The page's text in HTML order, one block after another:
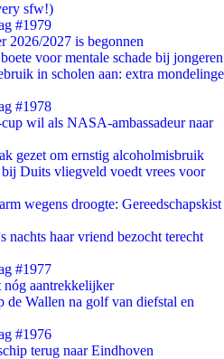
sfw!)
#1979
2026/2027 is begonnen
voor mentale schade bij jongeren
in scholen aan: extra mondelinge
#1978
wil als NASA-ambassadeur naar
gezet om ernstig alcoholmisbruik
Duits vliegveld voedt vrees voor
wegens droogte: Gereedschapskist
nachts haar vriend bezocht terecht
#1977
aantrekkelijker
de Wallen na golf van diefstal en
#1976
terug naar Eindhoven